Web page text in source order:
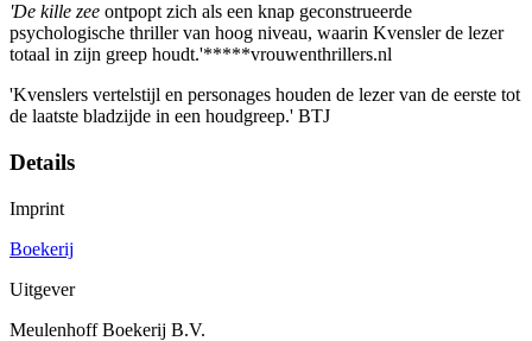
'De kille zee ontpopt zich als een knap geconstrueerde
psychologische thriller van hoog niveau, waarin Kvensler de lezer
totaal in zijn greep houdt.'*****vrouwenthrillers.nl
'Kvenslers vertelstijl en personages houden de lezer van de eerste tot
de laatste bladzijde in een houdgreep.' BTJ
Details
Imprint
Boekerij
Uitgever
Meulenhoff Boekerij B.V.